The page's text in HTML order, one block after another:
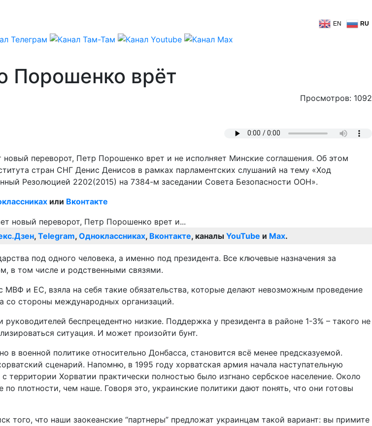
EN RU
Порошенко врёт
Просмотров: 1092
переворот, Петр Порошенко врет и не исполняет Минские соглашения. Об этом
стран СНГ Денис Денисов в рамках парламентских слушаний на тему «Ход
Резолюцией 2202(2015) на 7384-м заседании Совета Безопасности ООН».
или Вконтакте
, Telegram, Одноклассниках, Вконтакте, каналы YouTube и Max.
под одного человека, а именно под президента. Все ключевые назначения за
в том числе и родственными связями.
МВФ и ЕС, взяла на себя такие обязательства, которые делают невозможным проведение
со стороны международных организаций.
беспрецедентно низкие. Поддержка у президента в районе 1-3% – такого не
ситуация. И может произойти бунт.
в военной политике относительно Донбасса, становится всё менее предсказуемой.
сценарий. Напомню, в 1995 году хорватская армия начала наступательную
Хорватии практически полностью было изгнано сербское население. Около
плотности, чем наше. Говоря это, украинские политики дают понять, что они готовы
того, что наши заокеанские “партнеры” предложат украинцам такой вариант: вы примите